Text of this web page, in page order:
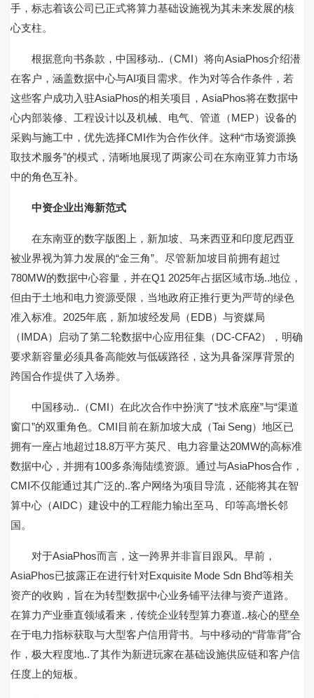
手，标志着该公司已正式将算力基础设施视为其未来发展的核
心支柱。
根据意向书条款，中国移动..（CMI）将向AsiaPhos介绍潜
在客户，涵盖数据中心与AI项目需求。作为对等合作条件，若
这些客户成功入驻AsiaPhos的相关项目，AsiaPhos将在数据中
心内部装修、工程设计以及机械、电气、管道（MEP）设备的
采购与施工中，优先选择CMI作为合作伙伴。这种“市场资源换
取技术服务”的模式，清晰地展现了两家公司在东南亚算力市场
中的角色互补。
中资企业出海新范式
在东南亚的数字版图上，新加坡、马来西亚和印度尼西亚
被业界视为算力发展的“金三角”。尽管新加坡目前拥有超过
780MW的数据中心容量，并在Q1 2025年占据区域市场..地位，
但由于土地和电力资源受限，当地政府正推行更为严苛的绿色
准入标准。2025年底，新加坡经发局（EDB）与资媒局
（IMDA）启动了第二轮数据中心应用征集（DC-CFA2），明确
要求新容量必须具备高能效与低碳路径，这为具备深厚背景的
跨国合作提供了入场券。
中国移动..（CMI）在此次合作中扮演了“技术底座”与“渠道
窗口”的双重角色。CMI目前在新加坡大成（Tai Seng）地区已
拥有一座占地超过18.8万平方英尺、电力容量达20MW的高标准
数据中心，并拥有100多条海陆缆资源。通过与AsiaPhos合作，
CMI不仅能通过其广泛的..客户网络为项目导流，还能将其在智
算中心（AIDC）建设中的工程能力输出至马、印等高增长邻
国。
对于AsiaPhos而言，这一跨界并非盲目跟风。早前，
AsiaPhos已披露正在进行针对Exquisite Mode Sdn Bhd等相关
资产的收购，旨在为转型数据中心业务铺平法律与资产道路。
在算力产业垂直领域看来，传统企业转型算力赛道..核心的壁垒
在于电力指标获取与大型客户信用背书。与中移动的“背靠背”合
作，极大程度地..了其作为新进玩家在基础设施供应链和客户信
任度上的短板。